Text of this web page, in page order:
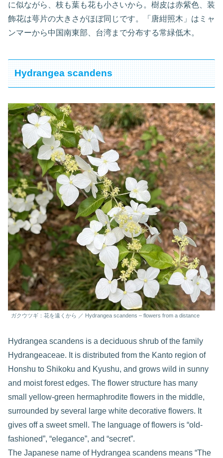
に似ながら、枝も葉も花も小さいから。樹皮は赤紫色、装
飾花は萼片の大きさがほぼ同じです。「唐紺照木」はミャ
ンマーから中国南東部、台湾まで分布する常緑低木。
Hydrangea scandens
ガクウツギ：花を遠くから ／ Hydrangea scandens – flowers from a distance
Hydrangea scandens is a deciduous shrub of the family
Hydrangeaceae. It is distributed from the Kanto region of
Honshu to Shikoku and Kyushu, and grows wild in sunny
and moist forest edges. The flower structure has many
small yellow-green hermaphrodite flowers in the middle,
surrounded by several large white decorative flowers. It
gives off a sweet smell. The language of flowers is “old-
fashioned”, “elegance”, and “secret”.
The Japanese name of Hydrangea scandens means “The